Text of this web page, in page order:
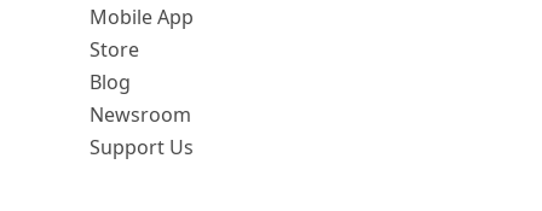
Mobile App
Store
Blog
Newsroom
Support Us